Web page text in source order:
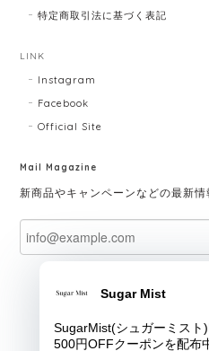
特定商取引法に基づく表記
LINK
Instagram
Facebook
Official Site
Mail Magazine
新商品やキャンペーンなどの最新情